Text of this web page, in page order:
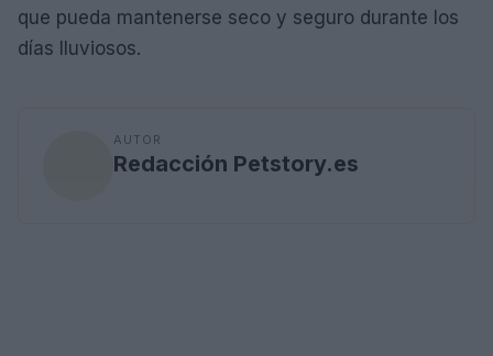
que pueda mantenerse seco y seguro durante los
días lluviosos.
AUTOR
Redacción Petstory.es